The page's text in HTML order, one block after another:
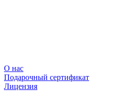
О нас
Подарочный сертификат
Лицензия